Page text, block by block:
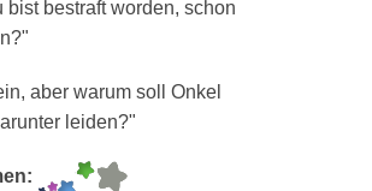
bist bestraft worden, schon
aber warum soll Onkel
leiden?"